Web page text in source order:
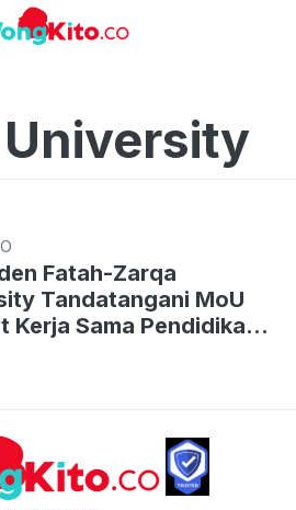
Fatah-Zarqa
Tandatangani MoU
Kerja Sama Pendidikan